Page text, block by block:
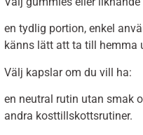
en tydlig portion, enkel
känns lätt att ta till hemma
Välj kapslar om du vill ha:
en neutral rutin utan smak
andra kosttillskottsrutiner.